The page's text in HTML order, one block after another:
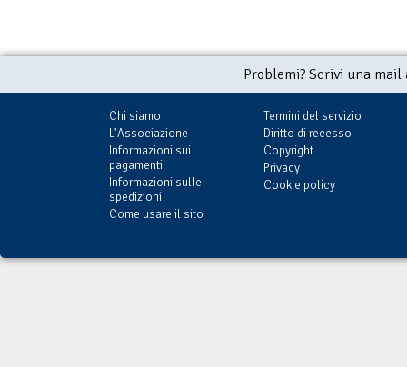
Problemi? Scrivi una
Chi siamo
L'Associazione
Informazioni sui
pagamenti
Informazioni sulle
spedizioni
Come usare il sito
Termini del servizio
Diritto di recesso
Copyright
Privacy
Cookie policy